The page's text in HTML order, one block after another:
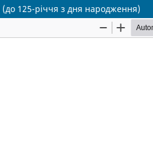
125-рiччя з дня народження)